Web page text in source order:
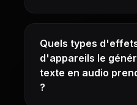
Quels types
d'appareils le
texte en audio
?